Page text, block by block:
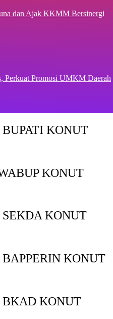
dan Ajak KKMM Bersinergi
Perkuat Promosi UMKM Daerah
KONUT
KONUT
KONUT
KONUT
BKAD KONUT